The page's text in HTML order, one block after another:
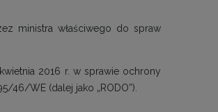
ministra właściwego do spraw
2016 r. w sprawie ochrony
WE (dalej jako „RODO”).